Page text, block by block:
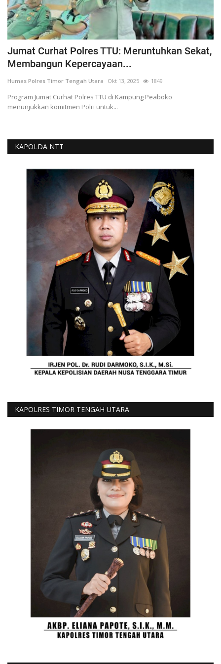
Jumat Curhat Polres TTU: Meruntuhkan Sekat,
Membangun Kepercayaan...
Humas Polres Timor Tengah Utara Okt 13, 2025 1849
Program Jumat Curhat Polres TTU di Kampung Peaboko
menunjukkan komitmen Polri untuk...
KAPOLDA NTT
KAPOLRES TIMOR TENGAH UTARA